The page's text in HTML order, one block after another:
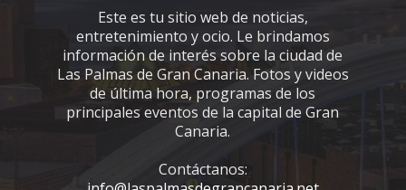
Este es tu sitio web de noticias,
entretenimiento y ocio. Le brindamos
información de interés sobre la ciudad de
Las Palmas de Gran Canaria. Fotos y videos
de última hora, programas de los
principales eventos de la capital de Gran
Canaria.
Contáctanos: